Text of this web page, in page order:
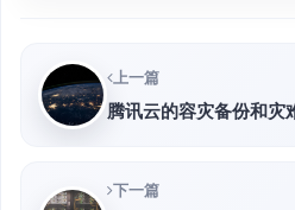
上一篇
腾讯云的容灾备份和灾
下一篇